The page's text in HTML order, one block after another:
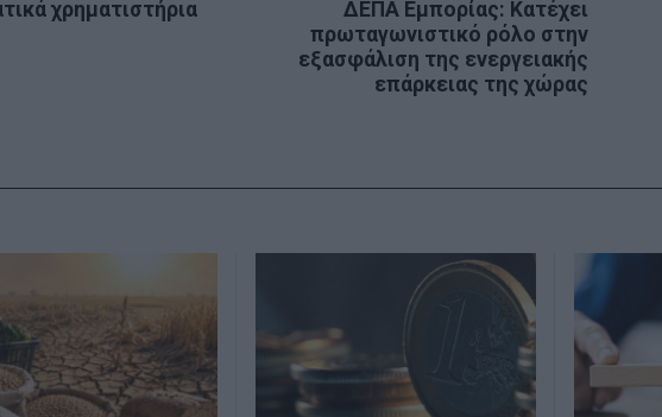
χρηματιστήρια
Next
post:
ΔΕΠΑ Εμπορίας: Κατέχει
πρωταγωνιστικό ρόλο στην
εξασφάλιση της ενεργειακής
επάρκειας της χώρας